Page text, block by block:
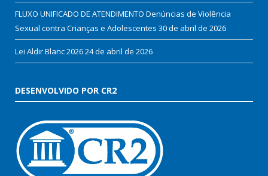
FLUXO UNIFICADO DE ATENDIMENTO Denúncias de Violência
Sexual contra Crianças e Adolescentes 30 de abril de 2026
Lei Aldir Blanc 202624 de abril de 2026
DESENVOLVIDO POR CR2